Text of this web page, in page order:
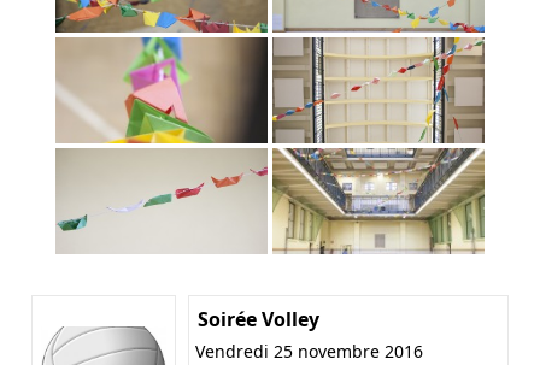
Soirée Volley
Vendredi 25 novembre 2016